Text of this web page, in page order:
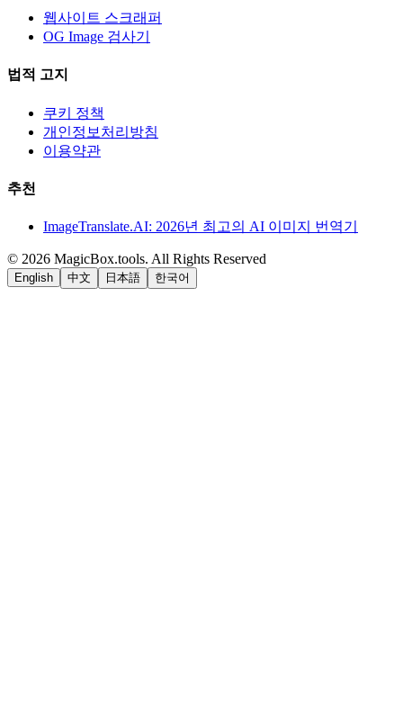
웹사이트 스크래퍼
OG Image 검사기
법적 고지
쿠키 정책
개인정보처리방침
이용약관
추천
ImageTranslate.AI: 2026년 최고의 AI 이미지 번역기
© 2026 MagicBox.tools. All Rights Reserved
English 中文 日本語 한국어